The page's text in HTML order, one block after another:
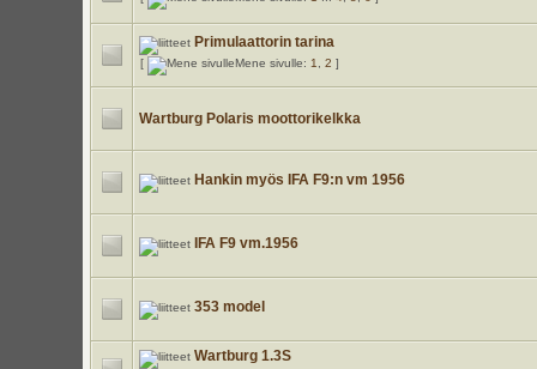
Primulaattorin tarina
[ Mene sivulle: 1 2 ]
Wartburg Polaris moottorikelkka
Hankin myös IFA F9:n vm 1956
IFA F9 vm.1956
353 model
Wartburg 1.3S